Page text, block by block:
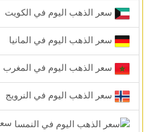
سعر الذهب اليوم في الكويت
سعر الذهب اليوم في المانيا
سعر الذهب اليوم في المغرب
سعر الذهب اليوم في النرويج